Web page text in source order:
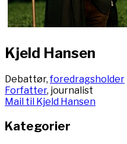
Kjeld Hansen
Debattør,foredragsholder
Forfatter, journalist
Mail til Kjeld Hansen
Kategorier